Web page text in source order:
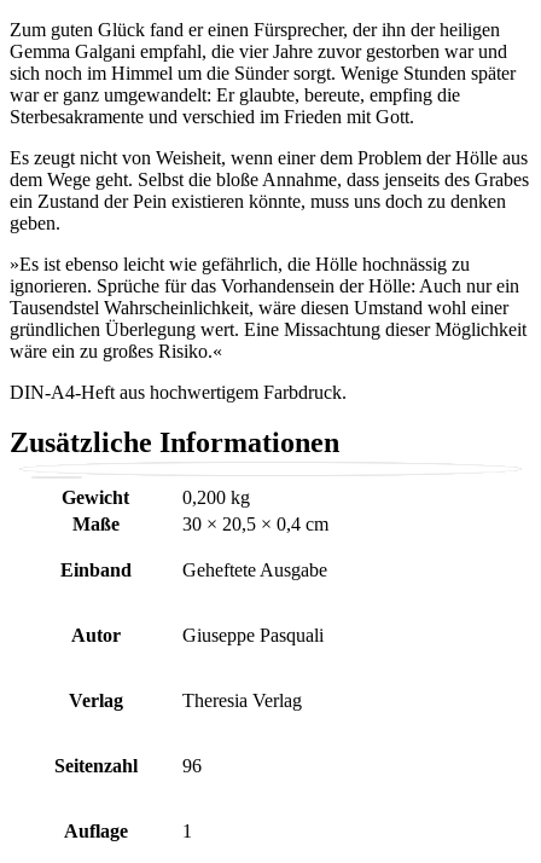
Zum guten Glück fand er einen Fürsprecher, der ihn der heiligen
Gemma Galgani empfahl, die vier Jahre zuvor gestorben war und
sich noch im Himmel um die Sünder sorgt. Wenige Stunden später
war er ganz umgewandelt: Er glaubte, bereute, empfing die
Sterbesakramente und verschied im Frieden mit Gott.
Es zeugt nicht von Weisheit, wenn einer dem Problem der Hölle aus
dem Wege geht. Selbst die bloße Annahme, dass jenseits des Grabes
ein Zustand der Pein existieren könnte, muss uns doch zu denken
geben.
»Es ist ebenso leicht wie gefährlich, die Hölle hochnässig zu
ignorieren. Sprüche für das Vorhandensein der Hölle: Auch nur ein
Tausendstel Wahrscheinlichkeit, wäre diesen Umstand wohl einer
gründlichen Überlegung wert. Eine Missachtung dieser Möglichkeit
wäre ein zu großes Risiko.«
DIN-A4-Heft aus hochwertigem Farbdruck.
Zusätzliche Informationen
Gewicht
0,200 kg
Maße
30 × 20,5 × 0,4 cm
Einband Geheftete Ausgabe
Autor Giuseppe Pasquali
Verlag Theresia Verlag
Seitenzahl 96
Auflage 1